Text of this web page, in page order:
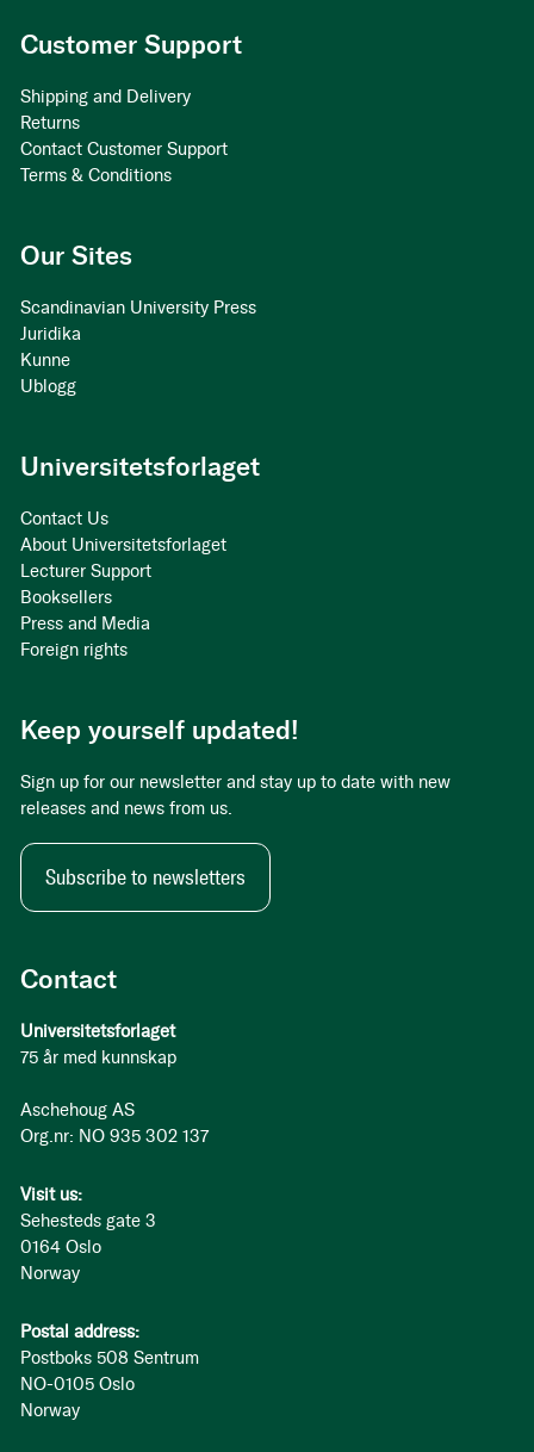
Contact
Universitetsforlaget
75 år med kunnskap
Aschehoug AS
Org.nr: NO 935 302 137
Visit us:
Sehesteds gate 3
0164 Oslo
Norway
Postal address:
Postboks 508 Sentrum
NO-0105 Oslo
Norway
Customer Support
Shipping and Delivery
Returns
Contact Customer Support
Terms & Conditions
Our Sites
Scandinavian University Press
Juridika
Kunne
Ublogg
Universitetsforlaget
Contact Us
About Universitetsforlaget
Lecturer Support
Booksellers
Press and Media
Foreign rights
Keep yourself updated!
Sign up for our newsletter and stay up to date with new
releases and news from us.
Subscribe to newsletters